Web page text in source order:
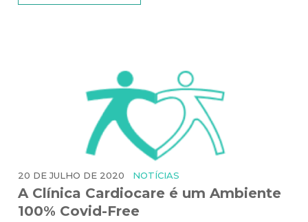
20 DE JULHO DE 2020 NOTÍCIAS
A Clínica Cardiocare é um Ambiente
100% Covid-Free